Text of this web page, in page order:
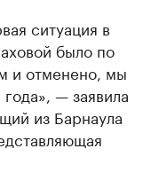
ситуация в
было по
и отменено, мы
— заявила
из Барнаула